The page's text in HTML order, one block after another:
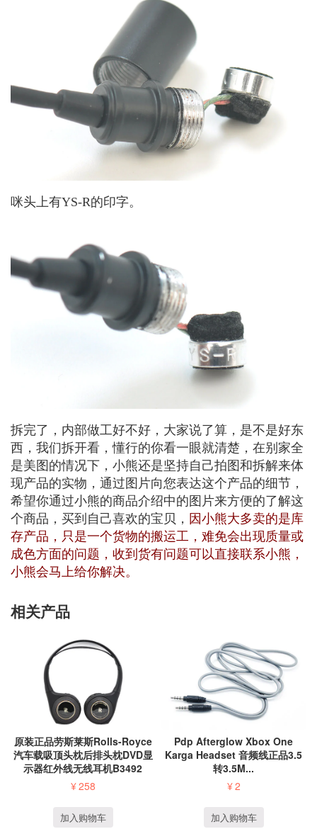
咪头上有YS-R的印字。
拆完了，内部做工好不好，大家说了算，是不是好东
西，我们拆开看，懂行的你看一眼就清楚，在别家全
是美图的情况下，小熊还是坚持自己拍图和拆解来体
现产品的实物，通过图片向您表达这个产品的细节，
希望你通过小熊的商品介绍中的图片来方便的了解这
个商品，买到自己喜欢的宝贝， 因小熊大多卖的是库
存产品，只是一个货物的搬运工，难免会出现质量或
成色方面的问题，收到货有问题可以直接联系小熊，
小熊会马上给你解决。
相关产品
原装正品劳斯莱斯Rolls-Royce
汽车载吸顶头枕后排头枕DVD显
示器红外线无线耳机B3492
¥258
加入购物车
Pdp Afterglow Xbox One
Karga Headset 音频线正品3.5
转3.5M...
¥2
加入购物车